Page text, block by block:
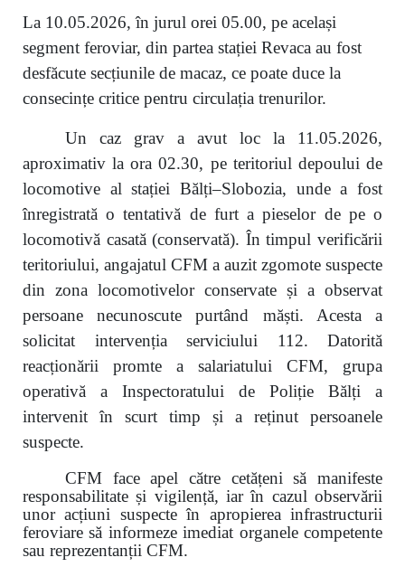
La 10.05.2026, în jurul orei 05.00, pe același
segment feroviar, din partea stației Revaca au fost
desfăcute secțiunile de macaz, ce poate duce la
consecințe critice pentru circulația trenurilor.
Un caz grav a avut loc la 11.05.2026,
aproximativ la ora 02.30, pe teritoriul depoului de
locomotive al stației Bălți–Slobozia, unde a fost
înregistrată o tentativă de furt a pieselor de pe o
locomotivă casată (conservată). În timpul verificării
teritoriului, angajatul CFM a auzit zgomote suspecte
din zona locomotivelor conservate și a observat
persoane necunoscute purtând măști. Acesta a
solicitat intervenția serviciului 112. Datorită
reacționării promte a salariatului CFM, grupa
operativă a Inspectoratului de Poliție Bălți a
intervenit în scurt timp și a reținut persoanele
suspecte.
CFM face apel către cetățeni să manifeste
responsabilitate și vigilență, iar în cazul observării
unor acțiuni suspecte în apropierea infrastructurii
feroviare să informeze imediat organele competente
sau reprezentanții CFM.